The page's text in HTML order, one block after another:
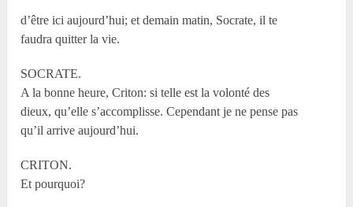
d’être ici aujourd’hui; et demain matin, Socrate, il te
faudra quitter la vie.
SOCRATE.
A la bonne heure, Criton: si telle est la volonté des
dieux, qu’elle s’accomplisse. Cependant je ne pense pas
qu’il arrive aujourd’hui.
CRITON.
Et pourquoi?